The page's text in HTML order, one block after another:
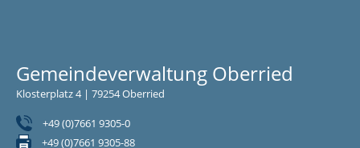
Gemeindeverwaltung Oberried
Klosterplatz 4 | 79254 Oberried
+49 (0)7661 9305-0
+49 (0)7661 9305-88